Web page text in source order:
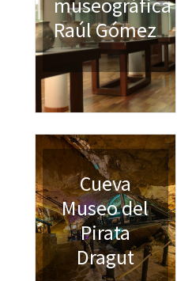
Raúl Gómez
Cueva
Museo del
Pirata
Dragut